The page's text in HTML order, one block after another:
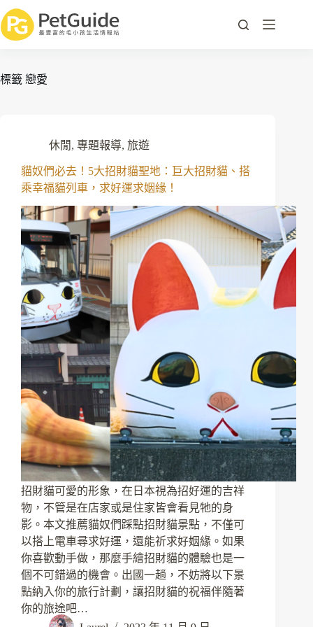
標籤 戀愛
休閒, 專題報導, 旅遊
貓奴們必去！5大招財貓聖地：巨大招財貓、搭
乘幸福貓列車，求好運求姻緣！
招財貓可愛的形象，在日本視為招好運的吉祥
物，不管是在店家或是住家皆會看見牠的身
影。本文推薦貓奴們踩點招財貓景點，不僅可
以搭上電車尋求好運，還能祈求好姻緣。如果
你喜歡動手做，那麼手繪招財貓的體驗也是一
個不可錯過的機會。出國一趟，不妨將以下景
點納入你的旅行計劃，讓招財貓的祝福伴隨著
你的旅途吧…